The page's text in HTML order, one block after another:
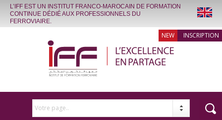
L’IFF EST UN INSTITUT FRANCO-MAROCAIN DE FORMATION
CONTINUE DÉDIÉ AUX PROFESSIONNELS DU
FERROVIAIRE.
INSCRIPTION
Votre page..